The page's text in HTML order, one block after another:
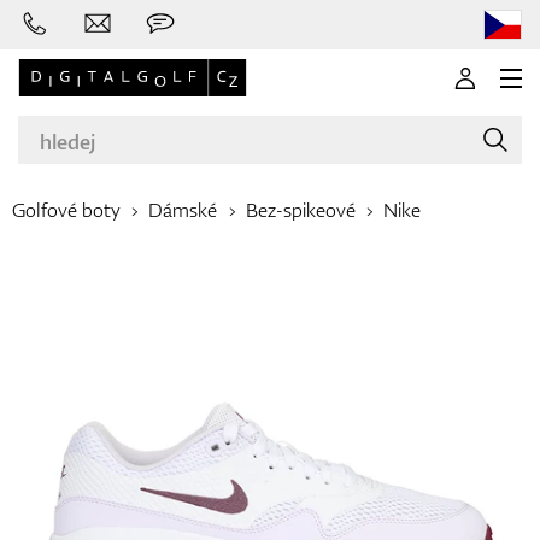
Oblečení
Golfové boty Dámské Bez-spikeové Nike